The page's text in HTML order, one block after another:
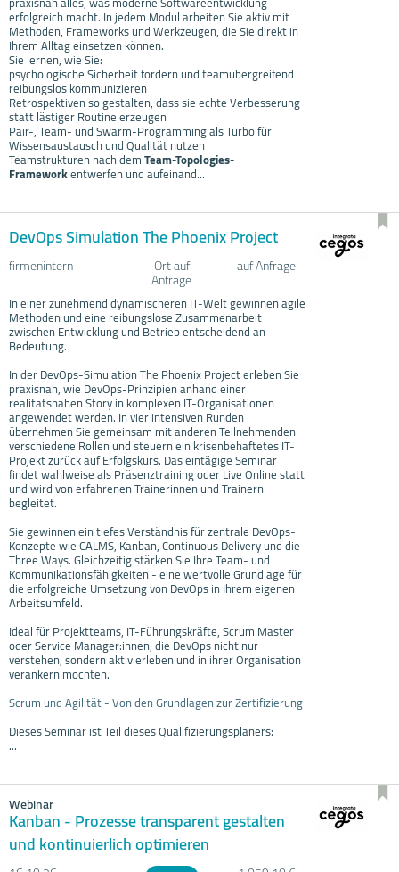
erfolgreich macht. In jedem Modul arbeiten Sie aktiv mit
Methoden, Frameworks und Werkzeugen, die Sie direkt in
Ihrem Alltag einsetzen können.
Sie lernen, wie Sie:
psychologische Sicherheit fördern und teamübergreifend
reibungslos kommunizieren
Retrospektiven so gestalten, dass sie echte Verbesserung
statt lästiger Routine erzeugen
Pair-, Team- und Swarm-Programming als Turbo für
Wissensaustausch und Qualität nutzen
Teamstrukturen nach demTeam-Topologies-
Frameworkentwerfen und aufeinand...
DevOps Simulation The Phoenix Project
firmenintern Ort auf
Anfrage
auf Anfrage
In einer zunehmend dynamischeren IT-Welt gewinnen agile
Methoden und eine reibungslose Zusammenarbeit
zwischen Entwicklung und Betrieb entscheidend an
Bedeutung.
In der DevOps-Simulation The Phoenix Project erleben Sie
praxisnah, wie DevOps-Prinzipien anhand einer
realitätsnahen Story in komplexen IT-Organisationen
angewendet werden. In vier intensiven Runden
übernehmen Sie gemeinsam mit anderen Teilnehmenden
verschiedene Rollen und steuern ein krisenbehaftetes IT-
Projekt zurück auf Erfolgskurs. Das eintägige Seminar
findet wahlweise als Präsenztraining oder Live Online statt
und wird von erfahrenen Trainerinnen und Trainern
begleitet.
Sie gewinnen ein tiefes Verständnis für zentrale DevOps-
Konzepte wie CALMS, Kanban, Continuous Delivery und die
Three Ways. Gleichzeitig stärken Sie Ihre Team- und
Kommunikationsfähigkeiten - eine wertvolle Grundlage für
die erfolgreiche Umsetzung von DevOps in Ihrem eigenen
Arbeitsumfeld.
Ideal für Projektteams, IT-Führungskräfte, Scrum Master
oder Service Manager:innen, die DevOps nicht nur
verstehen, sondern aktiv erleben und in ihrer Organisation
verankern möchten.
Scrum und Agilität - Von den Grundlagen zur Zertifizierung
Dieses Seminar ist Teil dieses Qualifizierungsplaners:
...
Webinar
Kanban - Prozesse transparent gestalten
und kontinuierlich optimieren